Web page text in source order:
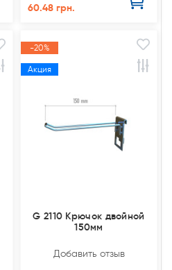
60.48 грн.
-20%
Акция
G 2110 Крючок двойной
150мм
Добавить отзыв